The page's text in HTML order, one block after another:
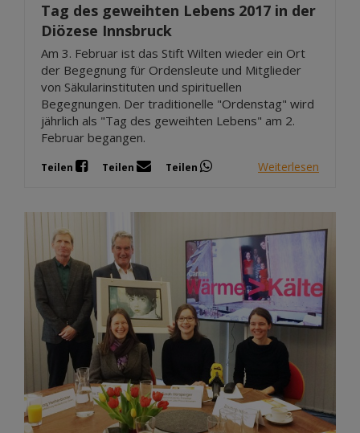
Tag des geweihten Lebens 2017 in der
Diözese Innsbruck
Am 3. Februar ist das Stift Wilten wieder ein Ort
der Begegnung für Ordensleute und Mitglieder
von Säkularinstituten und spirituellen
Begegnungen. Der traditionelle "Ordenstag" wird
jährlich als "Tag des geweihten Lebens" am 2.
Februar begangen.
Teilen Teilen Teilen Weiterlesen